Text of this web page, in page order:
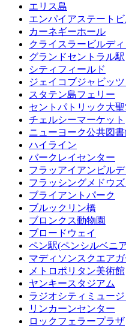
エリス島
エンパイアステート
カーネギーホール
クライスラービルデ
グランドセントラル駅
シティフィールド
ジェイコブジャビッ
スタテン島フェリー
セントパトリック大聖
チェルシーマーケット
ニューヨーク公共図
ハイライン
バークレイセンター
フラッアイアンビル
フラッシングメドウ
ブライアントパーク
ブルックリン橋
ブロンクス動物園
ブロードウェイ
ペン駅(ペンシルベニ
マディソンスクエア
メトロポリタン美術館
ヤンキースタジアム
ラジオシティミュー
リンカーンセンター
ロックフェラープラザ